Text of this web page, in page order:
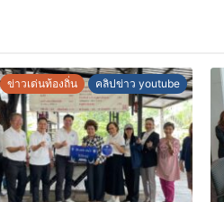
ข่าวเด่นท้องถิ่น คลิปข่าว youtube